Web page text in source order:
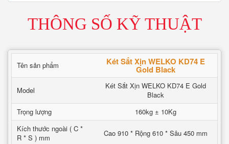
THÔNG SỐ KỸ THUẬT
Tên sản phẩm Két Sắt Xịn WELKO KD74 E
Gold Black
Model
Két Sắt Xịn WELKO KD74 E Gold
Black
Trọng lượng
160kg ± 10Kg
Kích thước ngoài ( C *
R * S ) mm
Cao 910 * Rộng 610 * Sâu 450 mm